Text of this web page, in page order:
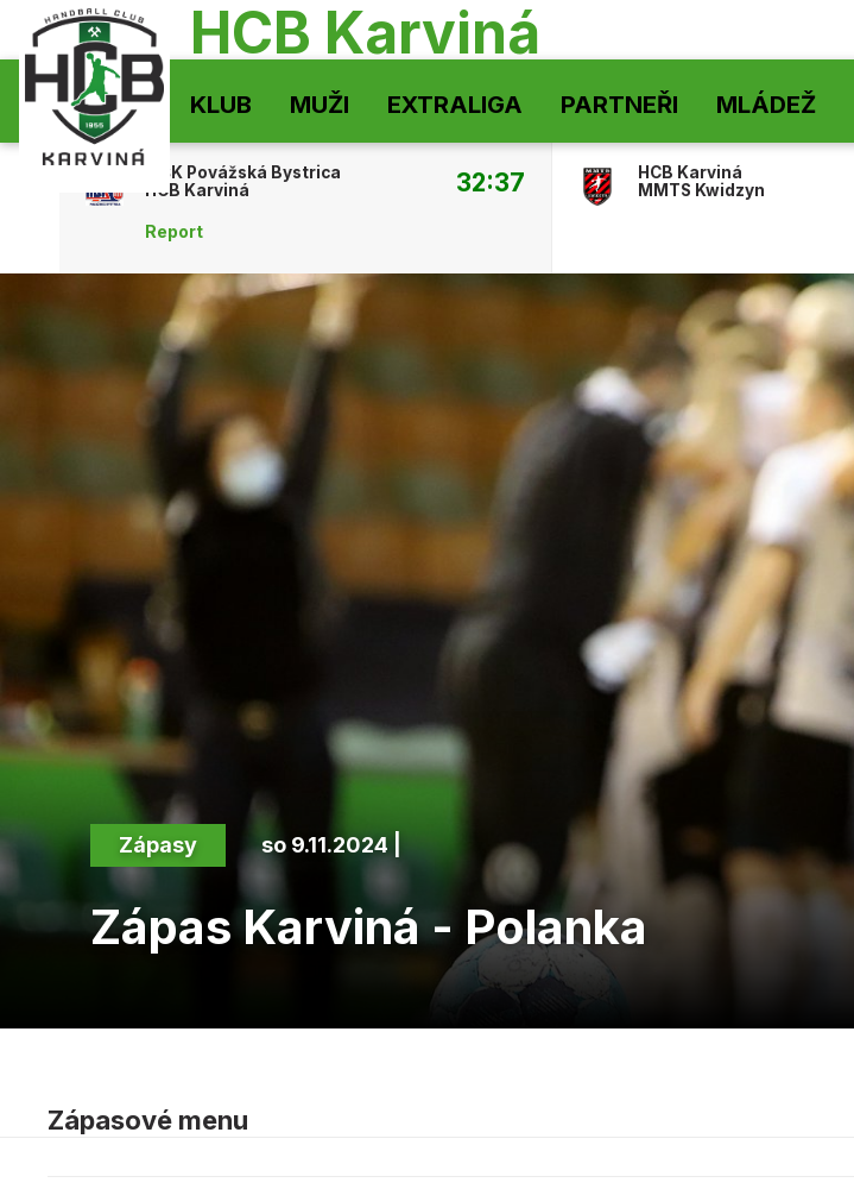
HCB Karviná
KLUB MUŽI EXTRALIGA PARTNEŘI MLÁDEŽ
MŠK Povážská Bystrica
HCB Karviná
32:37
Report
HCB Karviná
MMTS Kwidzyn
Zápasy so 9.11.2024 |
Zápas Karviná - Polanka
Zápasové menu